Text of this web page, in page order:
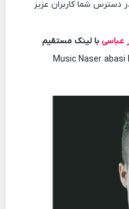
دسترس شما کاربران عزیز
عباسی با لینک مستقیم
Music Naser